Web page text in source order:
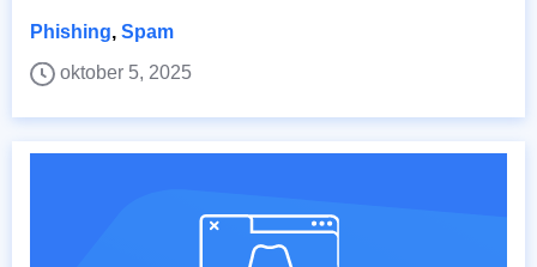
Phishing, Spam
oktober 5, 2025